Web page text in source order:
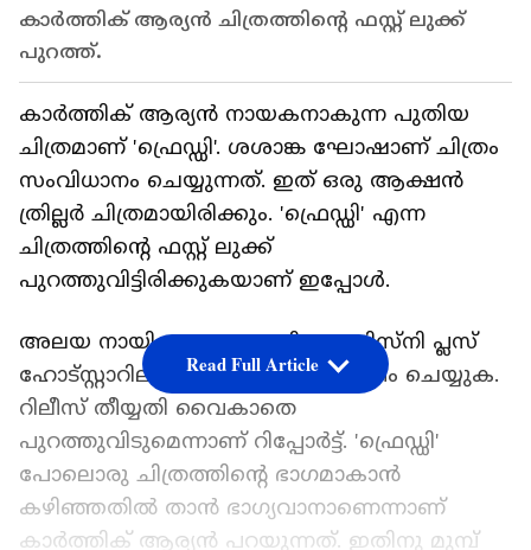
കാര്‍ത്തിക് ആര്യൻ ചിത്രത്തിന്റെ ഫസ്റ്റ് ലുക്ക്
പുറത്ത്.
കാര്‍ത്തിക് ആര്യൻ നായകനാകുന്ന പുതിയ
ചിത്രമാണ് 'ഫ്രെഡ്ഡി'. ശശാങ്ക ഘോഷാണ് ചിത്രം
സംവിധാനം ചെയ്യുന്നത്. ഇത് ഒരു ആക്ഷൻ
ത്രില്ലര്‍ ചിത്രമായിരിക്കും. 'ഫ്രെഡ്ഡി' എന്ന
ചിത്രത്തിന്റെ ഫസ്റ്റ് ലുക്ക്
പുറത്തുവിട്ടിരിക്കുകയാണ് ഇപ്പോള്‍.
അലയ നായികയാകുന്ന ചിത്രം ഡിസ്‍നി പ്ലസ്
ഹോട്‍സ്റ്റാറിലായിരിക്കും ചിത്രം സ്‍ട്രീം ചെയ്യുക.
റിലീസ് തീയ്യതി വൈകാതെ
പുറത്തുവിടുമെന്നാണ് റിപ്പോര്‍ട്ട്. 'ഫ്രെഡ്ഡി'
പോലൊരു ചിത്രത്തിന്റെ ഭാഗമാകാൻ
കഴിഞ്ഞതില്‍ താൻ ഭാഗ്യവാനാണെന്നാണ്
കാര്‍ത്തിക് ആര്യൻ പറയുന്നത്. ഇതിനു മുമ്പ്
Read Full Article